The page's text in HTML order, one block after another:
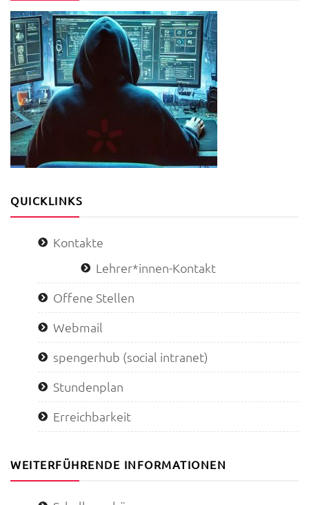
QUICKLINKS
Kontakte
Lehrer*innen-Kontakt
Offene Stellen
Webmail
spengerhub (social intranet)
Stundenplan
Erreichbarkeit
WEITERFÜHRENDE INFORMATIONEN